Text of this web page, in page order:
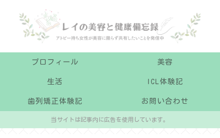
プロフィール 美容
生活 ICL体験記
歯列矯正体験記 お問い合わせ
当サイトは記事内に広告を使用しています。